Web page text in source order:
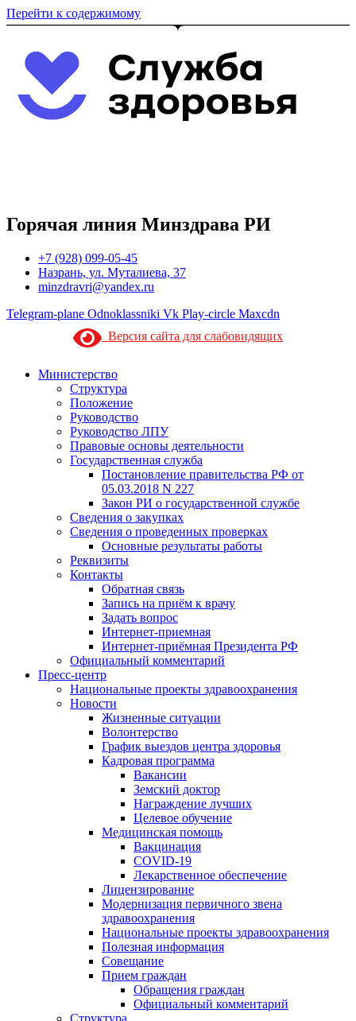
Перейти к содержимому
Горячая линия Минздрава РИ
+7 (928) 099-05-45
Назрань, ул. Муталиева, 37
minzdravri@yandex.ru
Telegram-plane Odnoklassniki Vk Play-circle Maxcdn
Версия сайта для слабовидящих
Министерство
Структура
Положение
Руководство
Руководство ЛПУ
Правовые основы деятельности
Государственная служба
Постановление правительства РФ от
05.03.2018 N 227
Закон РИ о государственной службе
Сведения о закупках
Сведения о проведенных проверках
Основные результаты работы
Реквизиты
Контакты
Обратная связь
Запись на приём к врачу
Задать вопрос
Интернет-приемная
Интернет-приёмная Президента РФ
Официальный комментарий
Пресс-центр
Национальные проекты здравоохранения
Новости
Жизненные ситуации
Волонтерство
График выездов центра здоровья
Кадровая программа
Вакансии
Земский доктор
Награждение лучших
Целевое обучение
Медицинская помощь
Вакцинация
COVID-19
Лекарственное обеспечение
Лицензирование
Модернизация первичного звена
здравоохранения
Национальные проекты здравоохранения
Полезная информация
Совещание
Прием граждан
Обращения граждан
Официальный комментарий
Структура